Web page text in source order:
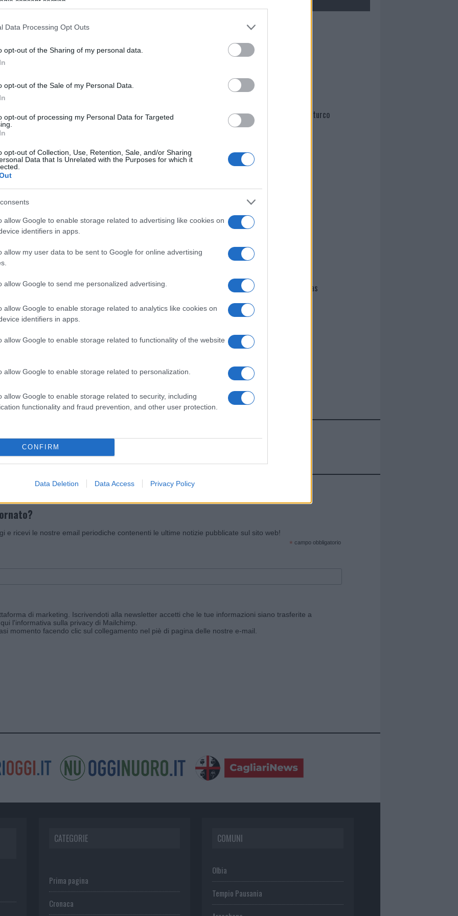
Data Processing Opt Outs
opt-out of the Sharing of my personal data.
opt-out of the Sale of my Personal Data.
opt-out of processing my Personal Data for Targeted
opt-out of Collection, Use, Retention, Sale, and/or Sharing
Data that Is Unrelated with the Purposes for which it
allow Google to enable storage related to advertising like cookies on
identifiers in apps.
allow my user data to be sent to Google for online advertising
allow Google to send me personalized advertising.
allow Google to enable storage related to analytics like cookies on
identifiers in apps.
allow Google to enable storage related to functionality of the website
allow Google to enable storage related to personalization.
allow Google to enable storage related to security, including
functionality and fraud prevention, and other user protection.
CONFIRM
Data Deletion Data Access Privacy Policy
nella sezione
i tuoi video e le tue foto
+39 345 356 7512
di GalluraOggi.it
news daGoogle News
Mario Malu
Martina Agostina Diturco
I nostri cari
I nostri cari
I nostri cari
Giovannimaria Cabras
Invia un Comunicato Stampa
e ricevi le nostre email periodiche contenenti le ultime notizie pubblicate sul sito web!
* campo obbligatorio
di marketing. Iscrivendoti alla newsletter accetti che le tue informazioni siano trasferite a
l'informativa sulla privacy di Mailchimp
momento facendo clic sul collegamento nel piè di pagina delle nostre e-mail.
CATEGORIE
Prima pagina
Cronaca
COMUNI
Olbia
Tempio Pausania